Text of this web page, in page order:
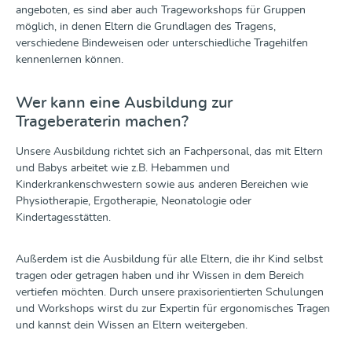
angeboten, es sind aber auch Trageworkshops für Gruppen
möglich, in denen Eltern die Grundlagen des Tragens,
verschiedene Bindeweisen oder unterschiedliche Tragehilfen
kennenlernen können.
Wer kann eine Ausbildung zur
Trageberaterin machen?
Unsere Ausbildung richtet sich an Fachpersonal, das mit Eltern
und Babys arbeitet wie z.B. Hebammen und
Kinderkrankenschwestern sowie aus anderen Bereichen wie
Physiotherapie, Ergotherapie, Neonatologie oder
Kindertagesstätten.
Außerdem ist die Ausbildung für alle Eltern, die ihr Kind selbst
tragen oder getragen haben und ihr Wissen in dem Bereich
vertiefen möchten. Durch unsere praxisorientierten Schulungen
und Workshops wirst du zur Expertin für ergonomisches Tragen
und kannst dein Wissen an Eltern weitergeben.